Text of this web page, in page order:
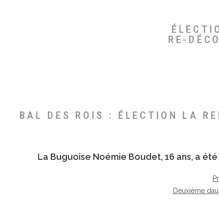
RE-
BAL DES ROIS : ÉLECTION LA
La Buguoise Noémie Boudet, 16 ans, a
Deuxième